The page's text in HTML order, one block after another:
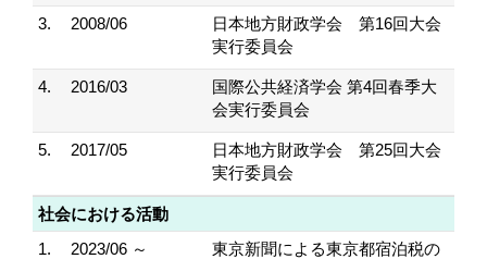
3. 2008/06
日本地方財政学会 第16回大会
実行委員会
4. 2016/03
国際公共経済学会 第4回春季大
会実行委員会
5. 2017/05
日本地方財政学会 第25回大会
実行委員会
社会における活動
1.
2023/06 ～
東京新聞による東京都宿泊税の